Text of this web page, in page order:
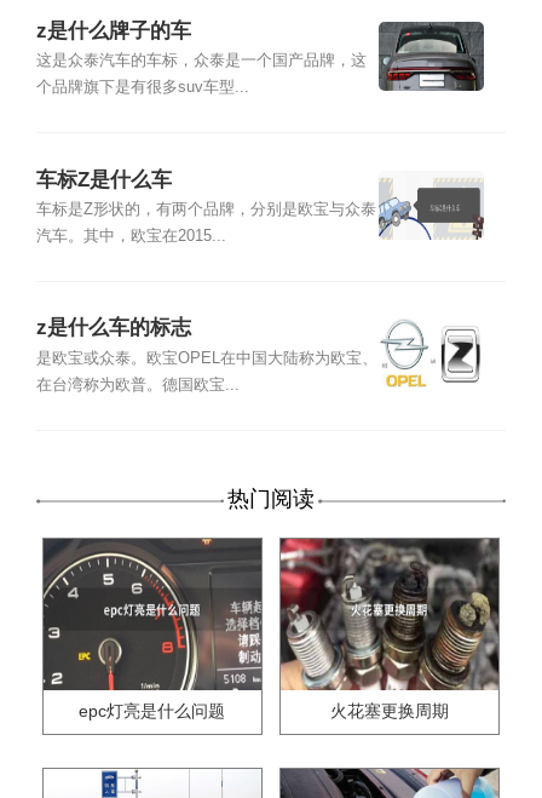
z是什么牌子的车
这是众泰汽车的车标，众泰是一个国产品牌，这
个品牌旗下是有很多suv车型...
车标Z是什么车
车标是Z形状的，有两个品牌，分别是欧宝与众泰
汽车。其中，欧宝在2015...
z是什么车的标志
是欧宝或众泰。欧宝OPEL在中国大陆称为欧宝、
在台湾称为欧普。德国欧宝...
热门阅读
epc灯亮是什么问题 火花塞更换周期